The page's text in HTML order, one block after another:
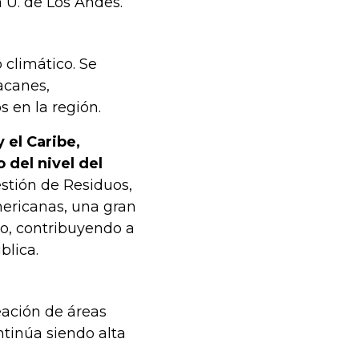
Se
en la región.
el Caribe,
del nivel del
de Residuos,
una gran
contribuyendo a
de áreas
siendo alta